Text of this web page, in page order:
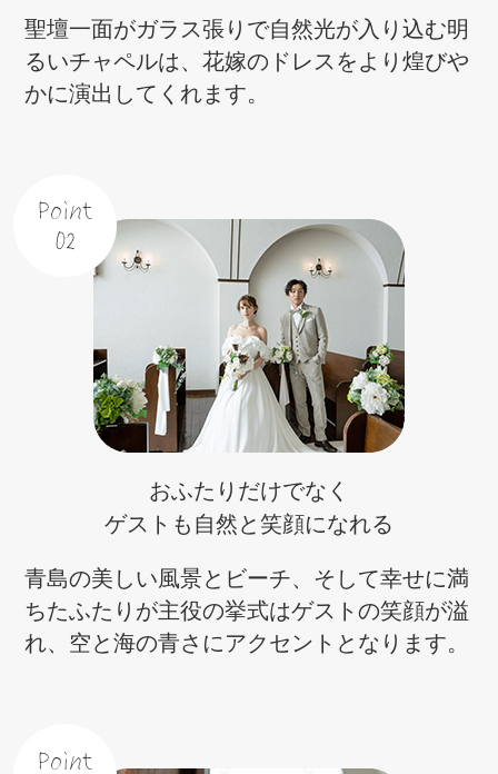
聖壇一面がガラス張りで自然光が入り込む明
るいチャペルは、花嫁のドレスをより煌びや
かに演出してくれます。
Point
02
おふたりだけでなく
ゲストも自然と笑顔になれる
青島の美しい風景とビーチ、そして幸せに満
ちたふたりが主役の挙式はゲストの笑顔が溢
れ、空と海の青さにアクセントとなります。
Point